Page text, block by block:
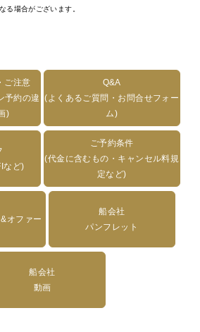
る場合がございます。
ご注意
予約の違
)
Q&A
(よくあるご質問・お問合せフォー
ム)
など)
ご予約条件
(代金に含むもの・キャンセル料規
定など)
オファー
船会社
パンフレット
船会社
動画